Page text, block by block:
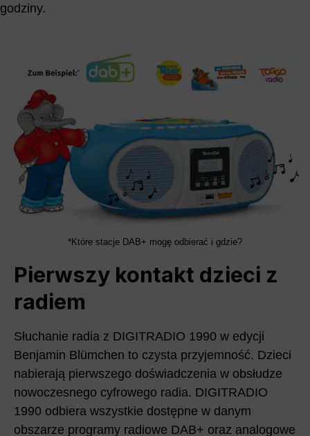
godziny.
*Które stacje DAB+ mogę odbierać i gdzie?
Pierwszy kontakt dzieci z
radiem
Słuchanie radia z DIGITRADIO 1990 w edycji
Benjamin Blümchen to czysta przyjemność. Dzieci
nabierają pierwszego doświadczenia w obsłudze
nowoczesnego cyfrowego radia. DIGITRADIO
1990 odbiera wszystkie dostępne w danym
obszarze programy radiowe DAB+ oraz analogowe